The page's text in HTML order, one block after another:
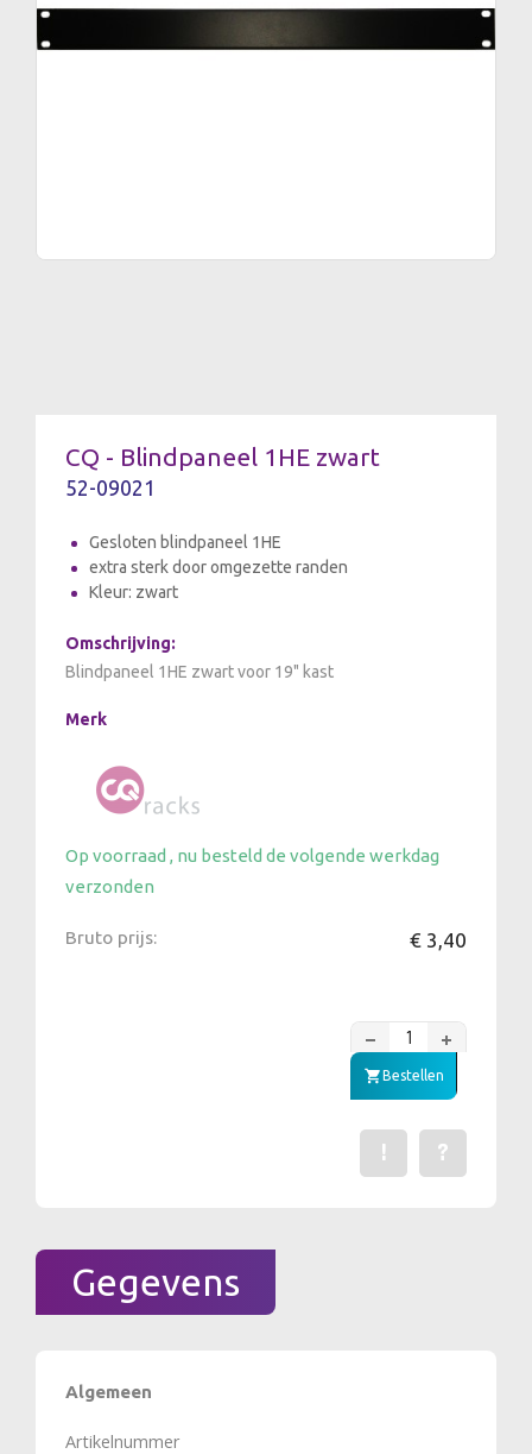
CQ - Blindpaneel 1HE zwart
52-09021
Gesloten blindpaneel 1HE
extra sterk door omgezette randen
Kleur: zwart
Omschrijving:
Blindpaneel 1HE zwart voor 19" kast
Merk
Op voorraad , nu besteld de volgende werkdag
verzonden
Bruto prijs: € 3,40
Bestellen
Stel een
?
Een fout gevonden?
!
Gegevens
Algemeen
Artikelnummer